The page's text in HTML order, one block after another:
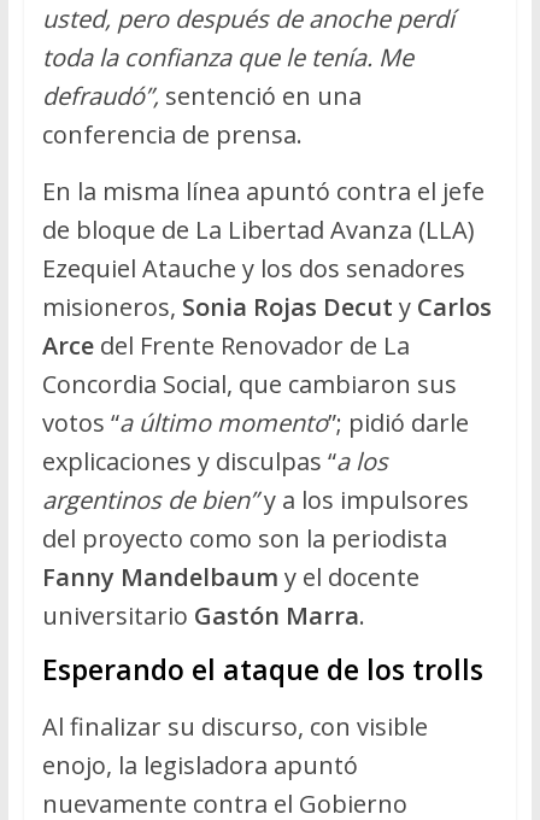
usted, pero después de anoche perdí
toda la confianza que le tenía. Me
defraudó”, sentenció en una
conferencia de prensa.
En la misma línea apuntó contra el jefe
de bloque de La Libertad Avanza (LLA)
Ezequiel Atauche y los dos senadores
misioneros, Sonia Rojas Decut y Carlos
Arcedel Frente Renovador de La
Concordia Social, que cambiaron sus
votos “a último momento”; pidió darle
explicaciones y disculpas “a los
argentinos de bien”y a los impulsores
del proyecto como son la periodista
Fanny Mandelbaum y el docente
universitario Gastón Marra.
Esperando el ataque de los trolls
Al finalizar su discurso, con visible
enojo, la legisladora apuntó
nuevamente contra el Gobierno